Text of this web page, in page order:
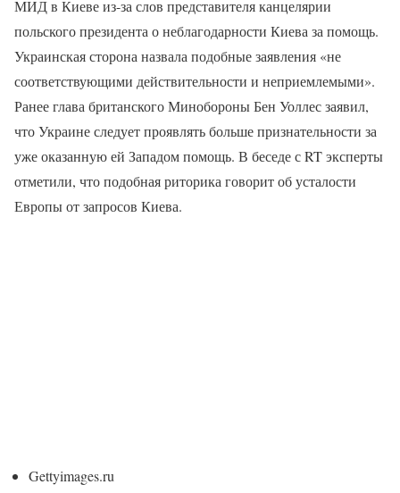
МИД в Киеве из-за слов представителя канцелярии
польского президента о неблагодарности Киева за помощь.
Украинская сторона назвала подобные заявления «не
соответствующими действительности и неприемлемыми».
Ранее глава британского Минобороны Бен Уоллес заявил,
что Украине следует проявлять больше признательности за
уже оказанную ей Западом помощь. В беседе с RT эксперты
отметили, что подобная риторика говорит об усталости
Европы от запросов Киева.
Gettyimages.ru